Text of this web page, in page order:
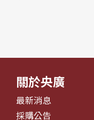
關於央廣
最新消息
採購公告